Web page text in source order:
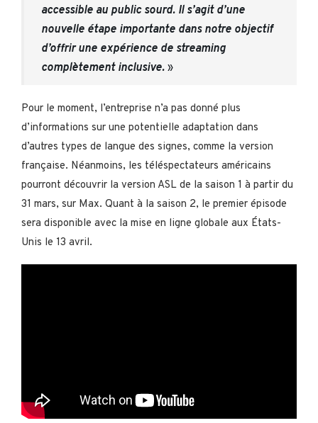
accessible au public sourd. Il s’agit d’une
nouvelle étape importante dans notre objectif
d’offrir une expérience de streaming
complètement inclusive. »
Pour le moment, l’entreprise n’a pas donné plus
d’informations sur une potentielle adaptation dans
d’autres types de langue des signes, comme la version
française. Néanmoins, les téléspectateurs américains
pourront découvrir la version ASL de la saison 1 à partir du
31 mars, sur Max. Quant à la saison 2, le premier épisode
sera disponible avec la mise en ligne globale aux États-
Unis le 13 avril.